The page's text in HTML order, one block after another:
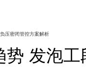
吸附脱附技术
湿电除尘技术 布袋
风风逆流换热技术
污水站生化段恶
电动车喷涂车间 热镀
炒酱（调味酱包）气 动物
相关案例
RTO焚烧炉 废水处理知识
行业动态
压密闭管控方案解析
发泡